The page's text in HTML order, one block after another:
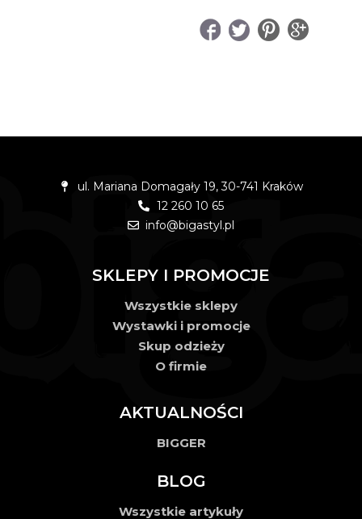
ul. Mariana Domagały 19, 30-741 Kraków
12 260 10 65
info@bigastyl.pl
SKLEPY I PROMOCJE
Wszystkie sklepy
Wystawki i promocje
Skup odzieży
O firmie
AKTUALNOŚCI
BIGGER
BLOG
Wszystkie artykuły